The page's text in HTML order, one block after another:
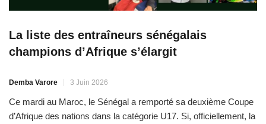
La liste des entraîneurs sénégalais
champions d’Afrique s’élargit
Demba Varore 3 Juin 2026
Ce mardi au Maroc, le Sénégal a remporté sa deuxième Coupe
d’Afrique des nations dans la catégorie U17. Si, officiellement, la